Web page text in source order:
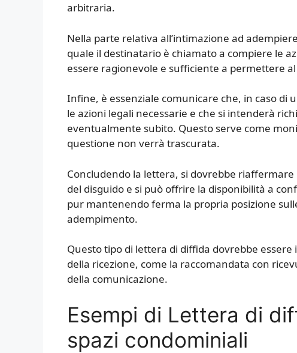
arbitraria.
Nella parte relativa all’intimazione ad
quale il destinatario è chiamato a compiere le
essere ragionevole e sufficiente a permettere
Infine, è essenziale comunicare che, in caso
le azioni legali necessarie e che si intenderà
eventualmente subito. Questo serve come
questione non verrà trascurata.
Concludendo la lettera, si dovrebbe
del disguido e si può offrire la disponibilità a
pur mantenendo ferma la propria posizione
adempimento.
Questo tipo di lettera di diffida dovrebbe
della ricezione, come la raccomandata con
della comunicazione.
Esempi di Lettera di
spazi condominiali